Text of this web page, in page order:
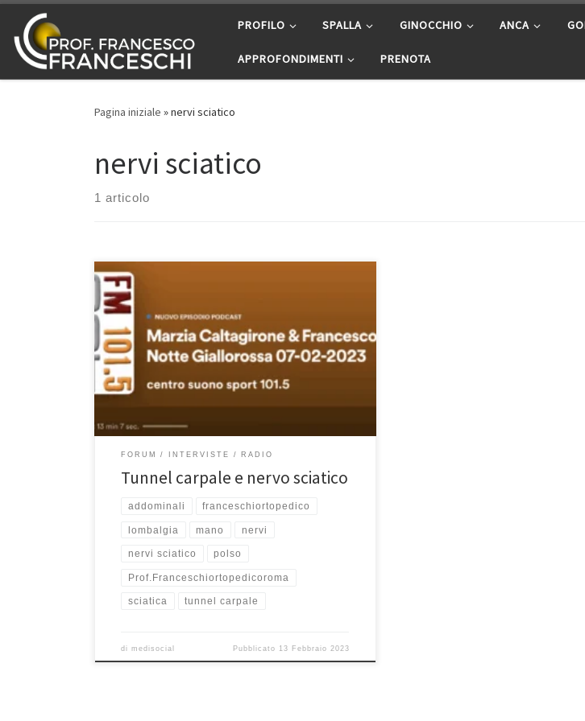
Passa al contenuto PROFILO SPALLA GINOCCHIO ANCA
APPROFONDIMENTI PRENOTA
Pagina iniziale »nervi sciatico
nervi sciatico
1 articolo
Tunnel carpale e nervo sciatico – Intervista su Centro
Suono Sport del 7/2/2023 Prof. Francesco Franceschi
ortopedico a Roma. In questa intervista abbiamo
parlato sia del tunnel carpale, dei sintomi che lo
caratterizzano, delle cause che lo provocano e delle
cure ma abbiamo anche accennato alla differenza tra
lombalgia e […]
FORUM INTERVISTE RADIO
Tunnel carpale e nervo sciatico
addominali franceschiortopedico
lombalgia mano nervi
nervi sciatico polso
Prof.Franceschiortopedicoroma
sciatica tunnel carpale
dimedisocial Pubblicato 13 Febbraio 2023